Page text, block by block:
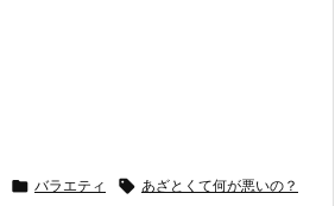
 バラエティ  あざとくて何が悪いの？